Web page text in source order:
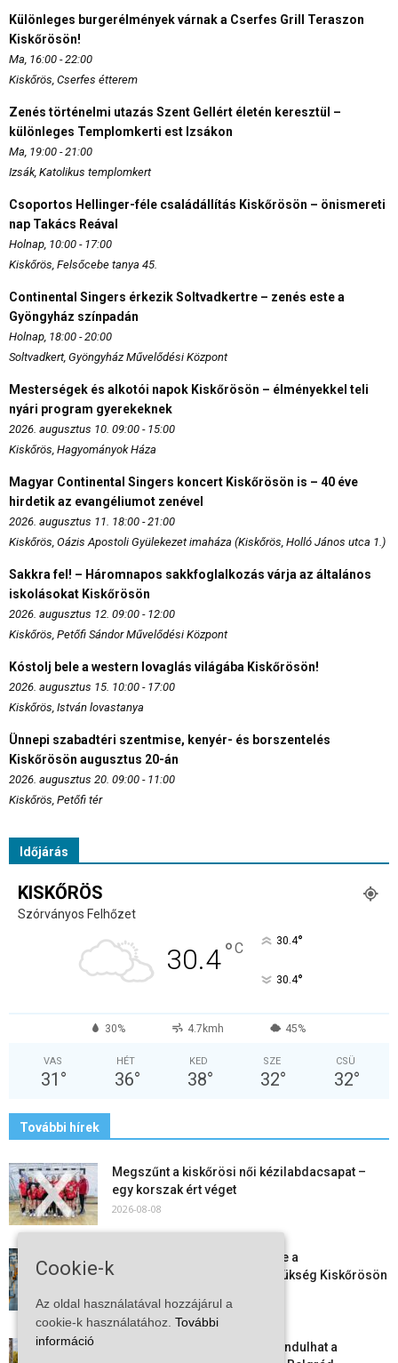
Különleges burgerélmények várnak a Cserfes Grill Teraszon
Kiskőrösön!
Ma, 16:00 - 22:00
Kiskőrös, Cserfes étterem
Zenés történelmi utazás Szent Gellért életén keresztül –
különleges Templomkerti est Izsákon
Ma, 19:00 - 21:00
Izsák, Katolikus templomkert
Csoportos Hellinger-féle családállítás Kiskőrösön – önismereti
nap Takács Reával
Holnap, 10:00 - 17:00
Kiskőrös, Felsőcebe tanya 45.
Continental Singers érkezik Soltvadkertre – zenés este a
Gyöngyház színpadán
Holnap, 18:00 - 20:00
Soltvadkert, Gyöngyház Művelődési Központ
Mesterségek és alkotói napok Kiskőrösön – élményekkel teli
nyári program gyerekeknek
2026. augusztus 10. 09:00 - 15:00
Kiskőrös, Hagyományok Háza
Magyar Continental Singers koncert Kiskőrösön is – 40 éve
hirdetik az evangéliumot zenével
2026. augusztus 11. 18:00 - 21:00
Kiskőrös, Oázis Apostoli Gyülekezet imaháza (Kiskőrös, Holló János utca 1.)
Sakkra fel! – Háromnapos sakkfoglalkozás várja az általános
iskolásokat Kiskőrösön
2026. augusztus 12. 09:00 - 12:00
Kiskőrös, Petőfi Sándor Művelődési Központ
Kóstolj bele a western lovaglás világába Kiskőrösön!
2026. augusztus 15. 10:00 - 17:00
Kiskőrös, István lovastanya
Ünnepi szabadtéri szentmise, kenyér- és borszentelés
Kiskőrösön augusztus 20-án
2026. augusztus 20. 09:00 - 11:00
Kiskőrös, Petőfi tér
Időjárás
KISKŐRÖS
Szórványos Felhőzet
30.4°C 30.4°
30.4°
30% 4.7kmh 45%
VAS
31 °
HÉT
36°
KED
38°
SZE
32°
CSÜ
32°
További hírek
Megszűnt a kiskőrösi női kézilabdacsapat –
egy korszak ért véget
2026-08-08
Aktuális állásajánlatok: ezekre a
munkavállalókra van most szükség Kiskőrösön
2026-08-07
Vitézy Dávid: már ősszel újraindulhat a
Cookie-k
Az oldal használatával hozzájárul a
cookie-k használatához. További
információ